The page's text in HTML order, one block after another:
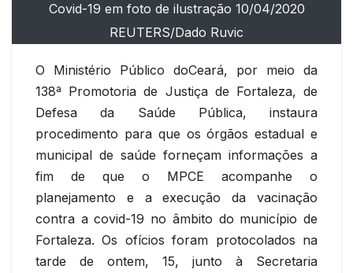
Covid-19 em foto de ilustração 10/04/2020
REUTERS/Dado Ruvic
O Ministério Público doCeará, por meio da
138ª Promotoria de Justiça de Fortaleza, de
Defesa da Saúde Pública, instaura
procedimento para que os órgãos estadual e
municipal de saúde forneçam informações a
fim de que o MPCE acompanhe o
planejamento e a execução da vacinação
contra a covid-19 no âmbito do município de
Fortaleza. Os ofícios foram protocolados na
tarde de ontem, 15, junto à Secretaria